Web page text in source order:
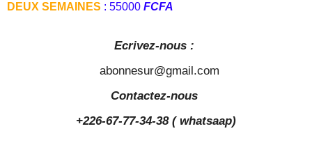
DEUX SEMAINES : 55000 FCFA
Ecrivez-nous :
abonnesur@gmail.com
Contactez-nous
+226-67-77-34-38 ( whatsaap)